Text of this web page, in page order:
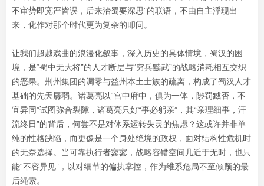
不审势即宽严皆误，后来治蜀要深思”的联语，不由自主浮现出
来，化作对那个时代更为复杂的叩问。
让我们超越戏曲的浪漫化叙事，深入历史的具体情境，蜀汉的困
境，是“蜀中无大将”的人才断层与“穷兵黩武”的战略消耗相互交织
的恶果。荆州集团的凋零与益州本土士族的疏离，构成了蜀汉人才
基础的先天孱弱。诸葛亮以“宫中府中，俱为一体，陟罚臧否，不
宜异同”试图弥合裂隙，诸葛亮只好“事必躬亲”，其“亲理细事，汗
流终日”的背后，何尝不是对体系运转失灵的焦虑？这或许并非单
纯的性格缺陷，而更像是一个身处绝境的政权，面对结构性危机时
的无奈选择。当可靠执行者寥寥，战略容错空间几近于无时，也只
能“不容异见”，以对细节的偏执掌控，作为维系危局不至倾颓的最
后绳索。